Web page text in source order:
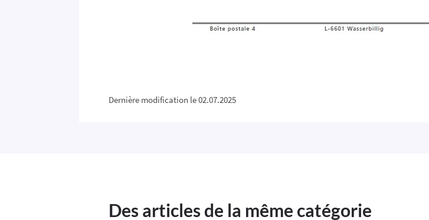
Dernière modification le 02.07.2025
Des articles de la même catégorie